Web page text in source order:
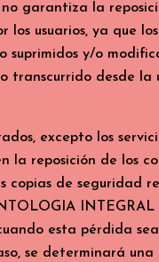
no garantiza la
los usuarios, ya que
suprimidos y/o
transcurrido desde la
excepto los
la reposición de los
copias de seguridad
INTEGRAL
esta pérdida
se determinará